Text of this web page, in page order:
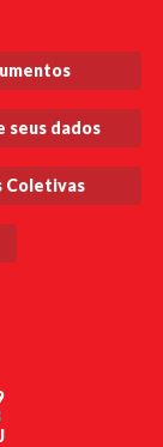
seus dados
Coletivas